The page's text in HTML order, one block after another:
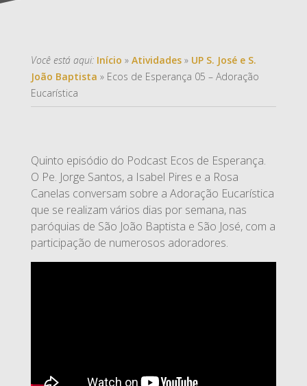
Você está aqui: Início » Atividades» UP S. José e S.
João Baptista » Ecos de Esperança 05 – Adoração
Eucarística
Quinto episódio do Podcast Ecos de Esperança.
O Pe. Jorge Santos, a Isabel Pires e a Rosa
Canelas conversam sobre a Adoração Eucarística
que se realizam vários dias por semana, nas
paróquias de São João Baptista e São José, com a
participação de numerosos adoradores.